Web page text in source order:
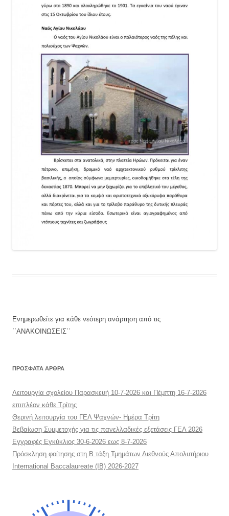
Ενημερωθείτε για κάθε νεότερη ανάρτηση από τις
΄΄ΑΝΑΚΟΙΝΩΣΕΙΣ΄΄
ΠΡΌΣΦΑΤΑ ΆΡΘΡΑ
Λειτουργία σχολείου Παρασκευή 10-7-2026 και Πέμπτη 16-7-2026
επιπλέον κάθε Τρίτης
Θερινή λειτουργία του ΓΕΛ Ψαχνών- Ημέρα Τρίτη
Βεβαίωση Συμμετοχής για τις πανελλαδικές εξετάσεις ΓΕΛ 2026
Εγγραφές Εγκύκλιος 30-6-2026 εως 8-7-2026
Πρόσκληση φοίτησης στη Β τάξη Τμημάτων Διεθνούς Απολυτήριου
International Baccalaureate (IB) 2026-2027